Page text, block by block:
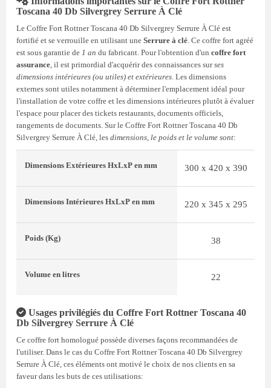
Toscana 40 Db Silvergrey Serrure À Clé
Le Coffre Fort Rottner Toscana 40 Db Silvergrey Serrure À Clé est
fortifié et se verrouille en utilisant une Serrure à clé. Ce coffre fort agréé
est sous garantie de 1 an du fabricant. Pour l'obtention d'un coffre fort
assurance, il est primordial d'acquérir des connaissances surses
dimensions intérieures (ou utiles) et extérieures. Les dimensions
externes sont utiles notamment à déterminer l'emplacement idéal pour
l'installation de votre coffre et les dimensions intérieures plutôt à évaluer
l'espace pour placer des tickets restaurants, documents officiels,
rangements de documents. Sur le Coffre Fort Rottner Toscana 40 Db
Silvergrey Serrure À Clé, les dimensions, le poids et le volume sont:
Dimensions Extérieures HxLxP en mm 300 x 420 x 390
Dimensions Intérieures HxLxP en mm 220 x 345 x 295
Poids (Kg) 38
Volume en litres 22
Usages privilégiés du Coffre Fort Rottner Toscana 40
Db Silvergrey Serrure À Clé
Ce coffre fort homologué possède diverses façons recommandées de
l'utiliser. Dans le cas du Coffre Fort Rottner Toscana 40 Db Silvergrey
Serrure À Clé, ces éléments ont motivé le choix de nos clients en sa
faveur dans les buts de ces utilisations: